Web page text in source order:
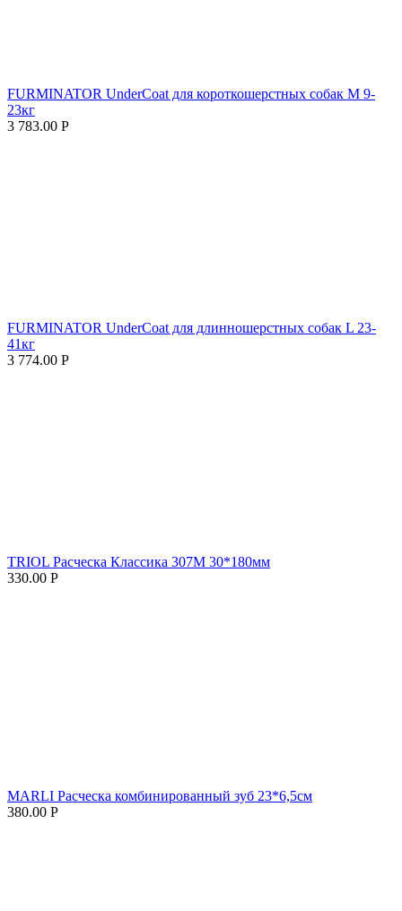
FURMINATOR UnderCoat для короткошерстных собак M 9-
23кг
3 783.00 Р
FURMINATOR UnderCoat для длинношерстных собак L 23-
41кг
3 774.00 Р
TRIOL Расческа Классика 307M 30*180мм
330.00 Р
MARLI Расческа комбинированный зуб 23*6,5см
380.00 Р